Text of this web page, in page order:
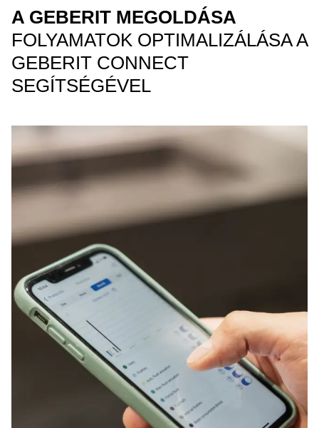
A GEBERIT MEGOLDÁSA
FOLYAMATOK OPTIMALIZÁLÁSA A
GEBERIT CONNECT
SEGÍTSÉGÉVEL